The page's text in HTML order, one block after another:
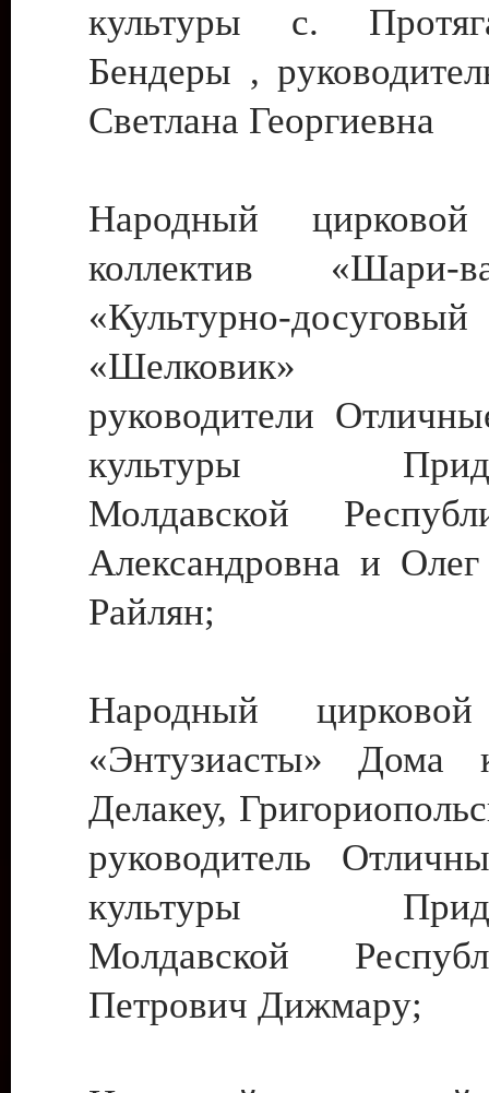
культуры с.
Бендеры ,
Светлана Георгиевна
Народный цирковой
коллектив
«Культурно-
«Шелковик»
руководители
культуры
Молдавской
Александровна и
Райлян;
Народный цирковой
«Энтузиасты» Дома
Делакеу,
руководитель
культуры
Молдавской
Петрович Дижмару;